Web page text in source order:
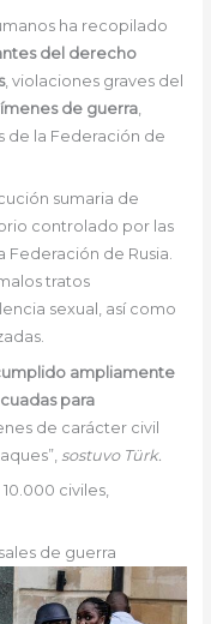
ha recopilado
del derecho
, violaciones graves del
de guerra,
de la Federación de
sumaria de
controlado por las
Federación de Rusia.
tratos
sexual, así como
ampliamente
para
de carácter civil
sostuvo Türk.
civiles,
de guerra